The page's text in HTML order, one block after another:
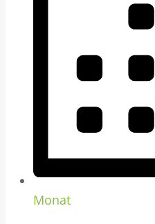
Monat